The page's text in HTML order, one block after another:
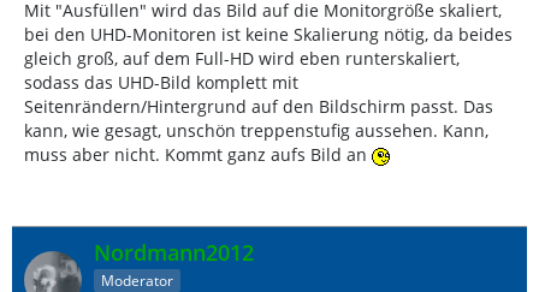
Mit "Ausfüllen" wird das Bild auf die Monitorgröße skaliert,
bei den UHD-Monitoren ist keine Skalierung nötig, da beides
gleich groß, auf dem Full-HD wird eben runterskaliert,
sodass das UHD-Bild komplett mit
Seitenrändern/Hintergrund auf den Bildschirm passt. Das
kann, wie gesagt, unschön treppenstufig aussehen. Kann,
muss aber nicht. Kommt ganz aufs Bild an
Nordmann2012
Moderator